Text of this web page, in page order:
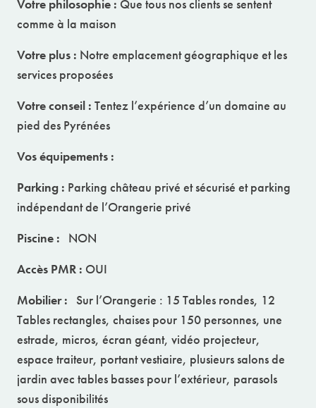
Votre philosophie : Que tous nos clients se sentent
comme à la maison
Votre plus : Notre emplacement géographique et les
services proposées
Votre conseil : Tentez l’expérience d’un domaine au
pied des Pyrénées
Vos équipements :
Parking : Parking château privé et sécurisé et parking
indépendant de l’Orangerie privé
Piscine :
NON
Accès PMR : OUI
Mobilier : Sur l’Orangerie : 15 Tables rondes, 12
Tables rectangles, chaises pour 150 personnes, une
estrade, micros, écran géant, vidéo projecteur,
espace traiteur, portant vestiaire, plusieurs salons de
jardin avec tables basses pour l’extérieur, parasols
sous disponibilités